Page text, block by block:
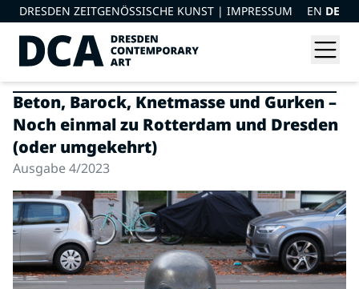
DRESDEN ZEITGENÖSSISCHE KUNST | IMPRESSUM EN DE
Beton, Barock, Knetmasse und Gurken –
Noch einmal zu Rotterdam und Dresden
(oder umgekehrt)
Ausgabe 4/2023